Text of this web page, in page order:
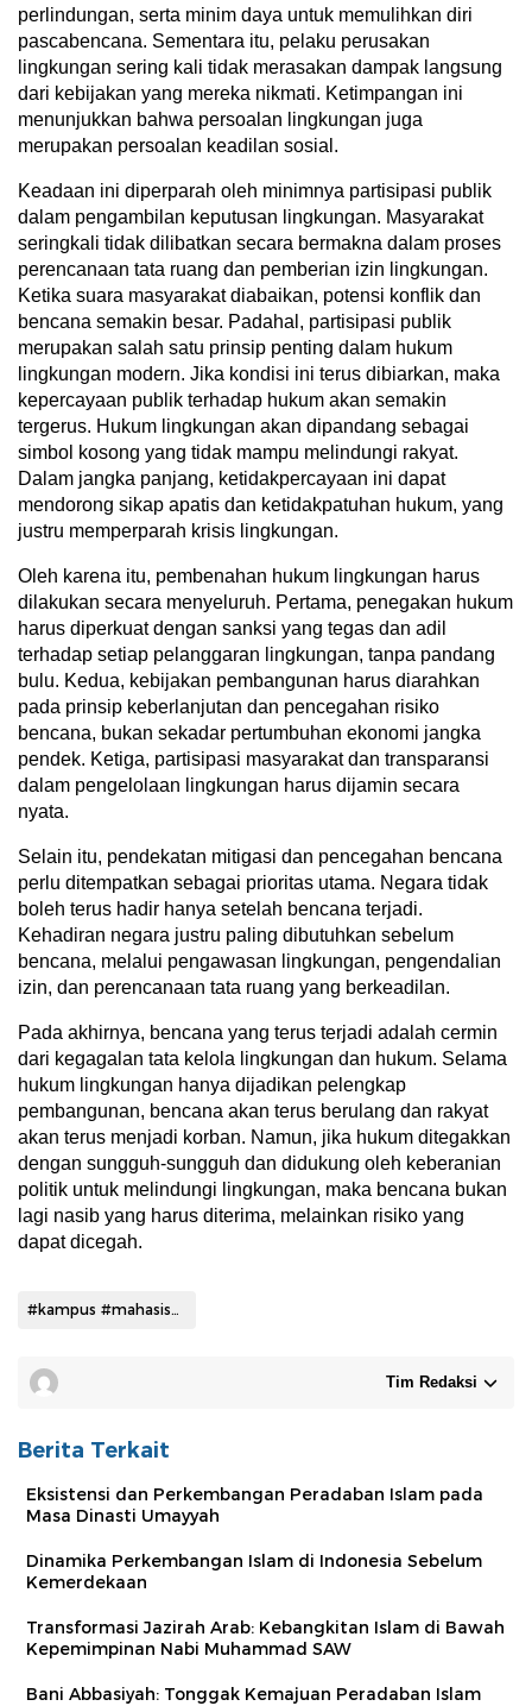
perlindungan, serta minim daya untuk memulihkan diri
pascabencana. Sementara itu, pelaku perusakan
lingkungan sering kali tidak merasakan dampak langsung
dari kebijakan yang mereka nikmati. Ketimpangan ini
menunjukkan bahwa persoalan lingkungan juga
merupakan persoalan keadilan sosial.
Keadaan ini diperparah oleh minimnya partisipasi publik
dalam pengambilan keputusan lingkungan. Masyarakat
seringkali tidak dilibatkan secara bermakna dalam proses
perencanaan tata ruang dan pemberian izin lingkungan.
Ketika suara masyarakat diabaikan, potensi konflik dan
bencana semakin besar. Padahal, partisipasi publik
merupakan salah satu prinsip penting dalam hukum
lingkungan modern. Jika kondisi ini terus dibiarkan, maka
kepercayaan publik terhadap hukum akan semakin
tergerus. Hukum lingkungan akan dipandang sebagai
simbol kosong yang tidak mampu melindungi rakyat.
Dalam jangka panjang, ketidakpercayaan ini dapat
mendorong sikap apatis dan ketidakpatuhan hukum, yang
justru memperparah krisis lingkungan.
Oleh karena itu, pembenahan hukum lingkungan harus
dilakukan secara menyeluruh. Pertama, penegakan hukum
harus diperkuat dengan sanksi yang tegas dan adil
terhadap setiap pelanggaran lingkungan, tanpa pandang
bulu. Kedua, kebijakan pembangunan harus diarahkan
pada prinsip keberlanjutan dan pencegahan risiko
bencana, bukan sekadar pertumbuhan ekonomi jangka
pendek. Ketiga, partisipasi masyarakat dan transparansi
dalam pengelolaan lingkungan harus dijamin secara
nyata.
Selain itu, pendekatan mitigasi dan pencegahan bencana
perlu ditempatkan sebagai prioritas utama. Negara tidak
boleh terus hadir hanya setelah bencana terjadi.
Kehadiran negara justru paling dibutuhkan sebelum
bencana, melalui pengawasan lingkungan, pengendalian
izin, dan perencanaan tata ruang yang berkeadilan.
Pada akhirnya, bencana yang terus terjadi adalah cermin
dari kegagalan tata kelola lingkungan dan hukum. Selama
hukum lingkungan hanya dijadikan pelengkap
pembangunan, bencana akan terus berulang dan rakyat
akan terus menjadi korban. Namun, jika hukum ditegakkan
dengan sungguh-sungguh dan didukung oleh keberanian
politik untuk melindungi lingkungan, maka bencana bukan
lagi nasib yang harus diterima, melainkan risiko yang
dapat dicegah.
#kampus #mahasiswa
Tim Redaksi
Berita Terkait
Eksistensi dan Perkembangan Peradaban Islam pada
Masa Dinasti Umayyah
Dinamika Perkembangan Islam di Indonesia Sebelum
Kemerdekaan
Transformasi Jazirah Arab: Kebangkitan Islam di Bawah
Kepemimpinan Nabi Muhammad SAW
Bani Abbasiyah: Tonggak Kemajuan Peradaban Islam